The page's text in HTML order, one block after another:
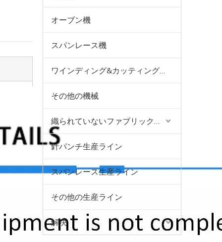
オーブン機
スパンレース機
ワインディング&カッティングマシン
その他の機械
織られていないファブリック機器
針パンチ生産ライン
スパンレース生産ライン
その他の生産ライン
解決